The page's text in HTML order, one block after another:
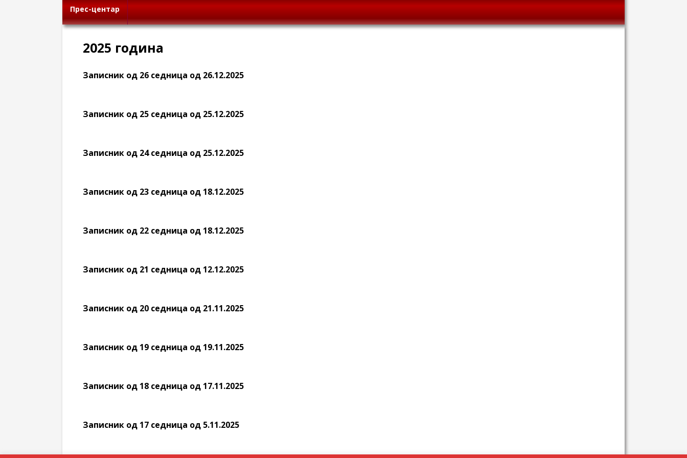
Прес-центар
2025 година
Записник од 26 седница од 26.12.2025
Записник од 25 седница од 25.12.2025
Записник од 24 седница од 25.12.2025
Записник од 23 седница од 18.12.2025
Записник од 22 седница од 18.12.2025
Записник од 21 седница од 12.12.2025
Записник од 20 седница од 21.11.2025
Записник од 19 седница од 19.11.2025
Записник од 18 седница од 17.11.2025
Записник од 17 седница од 5.11.2025